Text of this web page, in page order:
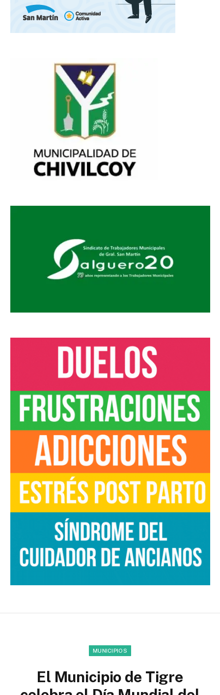
MUNICIPIOS
El Municipio de Tigre